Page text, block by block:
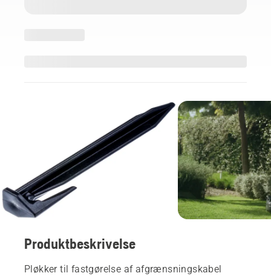
Produktbeskrivelse
Pløkker til fastgørelse af afgrænsningskabel